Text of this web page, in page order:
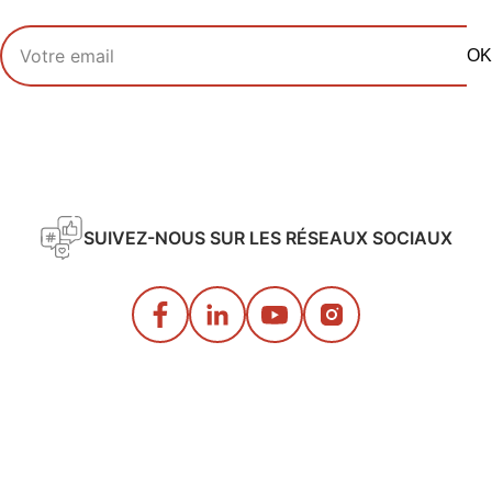
Votre adresse email
OK
SUIVEZ-NOUS SUR LES RÉSEAUX SOCIAUX